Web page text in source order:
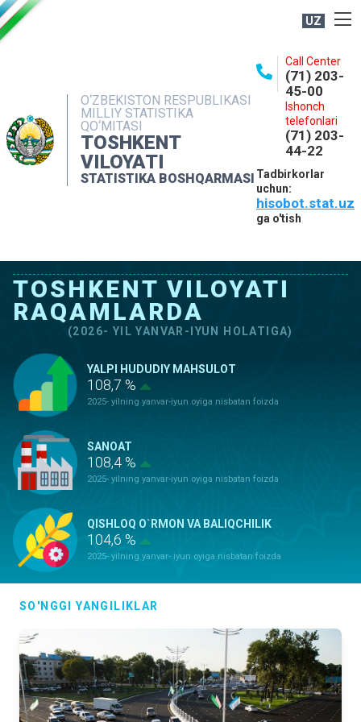
UZ
O‘ZBEKISTON RESPUBLIKASI
MILLIY STATISTIKA
QO‘MITASI
TOSHKENT
VILOYATI
STATISTIKA BOSHQARMASI
Call Center
(71) 203-
45-00
Ishonch
telefonlari
(71) 203-
44-22
Tadbirkorlar
uchun:
hisobot.stat.uz
ga o'tish
NASHRLAR
INTERAKTIV XIZMATLAR
MATBUOT XIZMATI
TOSHKENT VILOYATI
RAQAMLARDA
(2026- YIL YANVAR-IYUN HOLATIGA)
YALPI HUDUDIY MAHSULOT
108,7 %
2025- yilning yanvar-iyun oyiga nisbatan foizda
SANOAT
108,4 %
2025- yilning yanvar-iyun oyiga nisbatan foizda
QISHLOQ O`RMON VA BALIQCHILIK
104,6 %
2025- yilning yanvar- iyun oyiga nisbatan foizda
INVESTITSIYALAR
2025- yilning yanvar-iyun oyiga nisbatan foizda
QURILISH ISHLARI
112,6 %
2025- yilning yanvar- iyun oyiga nisbatan foizda
SO'NGGI YANGILIKLAR